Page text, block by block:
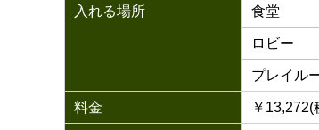
入れる場所 食堂
ロビー
プレイル
料金 ￥